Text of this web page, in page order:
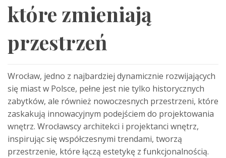
które zmieniają
przestrzeń
Wrocław, jedno z najbardziej dynamicznie rozwijających
się miast w Polsce, pełne jest nie tylko historycznych
zabytków, ale również nowoczesnych przestrzeni, które
zaskakują innowacyjnym podejściem do projektowania
wnętrz. Wrocławscy architekci i projektanci wnętrz,
inspirując się współczesnymi trendami, tworzą
przestrzenie, które łączą estetykę z funkcjonalnością.